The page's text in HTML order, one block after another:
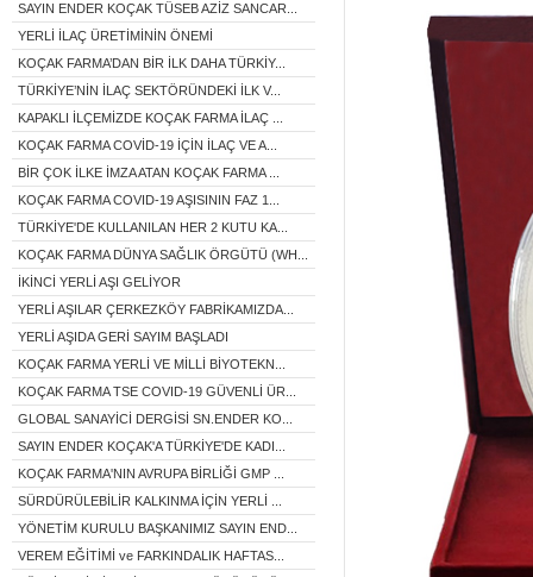
SAYIN ENDER KOÇAK TÜSEB AZİZ SANCAR...
YERLİ İLAÇ ÜRETİMİNİN ÖNEMİ
KOÇAK FARMA’DAN BİR İLK DAHA TÜRKİY...
TÜRKİYE’NİN İLAÇ SEKTÖRÜNDEKİ İLK V...
KAPAKLI İLÇEMİZDE KOÇAK FARMA İLAÇ ...
KOÇAK FARMA COVİD-19 İÇİN İLAÇ VE A...
BİR ÇOK İLKE İMZA ATAN KOÇAK FARMA ...
KOÇAK FARMA COVID-19 AŞISININ FAZ 1...
TÜRKİYE'DE KULLANILAN HER 2 KUTU KA...
KOÇAK FARMA DÜNYA SAĞLIK ÖRGÜTÜ (WH...
İKİNCİ YERLİ AŞI GELİYOR
YERLİ AŞILAR ÇERKEZKÖY FABRİKAMIZDA...
YERLİ AŞIDA GERİ SAYIM BAŞLADI
KOÇAK FARMA YERLİ VE MİLLİ BİYOTEKN...
KOÇAK FARMA TSE COVID-19 GÜVENLİ ÜR...
GLOBAL SANAYİCİ DERGİSİ SN.ENDER KO...
SAYIN ENDER KOÇAK'A TÜRKİYE'DE KADI...
KOÇAK FARMA'NIN AVRUPA BİRLİĞİ GMP ...
SÜRDÜRÜLEBİLİR KALKINMA İÇİN YERLİ ...
YÖNETİM KURULU BAŞKANIMIZ SAYIN END...
VEREM EĞİTİMİ ve FARKINDALIK HAFTAS...